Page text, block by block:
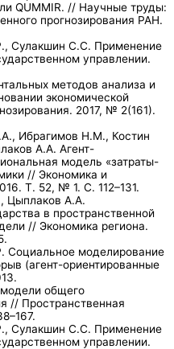
QUMMIR. // Научные труды:
прогнозирования РАН.
Сулакшин С.С. Применение
управлении.
методов анализа и
экономической
2017, № 2(161).
Ибрагимов Н.М., Костин
А.А. Агент-
модель «затраты-
// Экономика и
Т. 52, № 1. С. 112–131.
Цыплаков А.А.
в пространственной
// Экономика региона.
Социальное моделирование
(агент-ориентированные
общего
// Пространственная
Сулакшин С.С. Применение
управлении.